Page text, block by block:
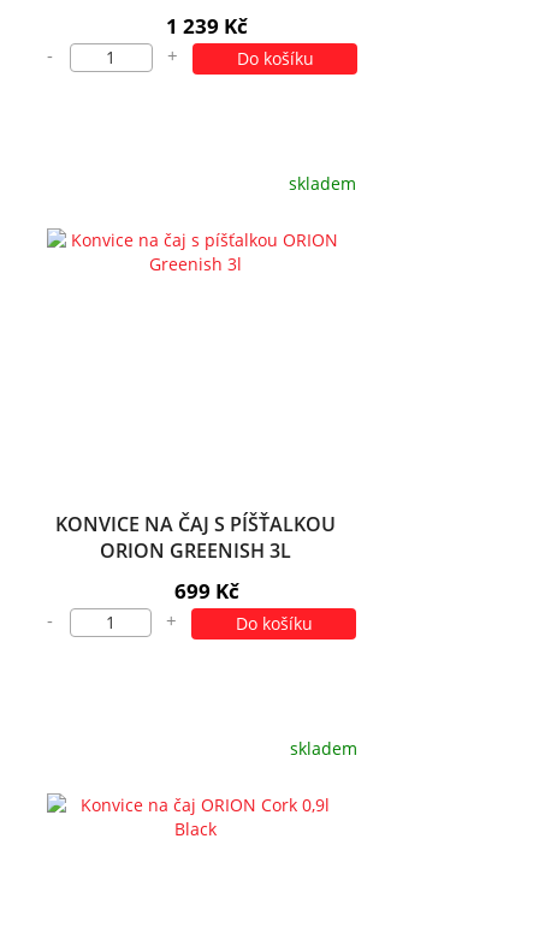
1 239 Kč
- + Do košíku
skladem
KONVICE NA ČAJ S PÍŠŤALKOU
ORION GREENISH 3L
699 Kč
- + Do košíku
skladem